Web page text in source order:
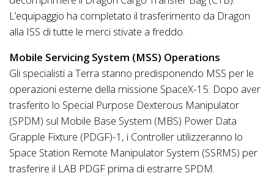
L’equipaggio ha completato il trasferimento da Dragon
alla ISS di tutte le merci stivate a freddo.
Mobile Servicing System (MSS) Operations
Gli specialisti a Terra stanno predisponendo MSS per le
operazioni esterne della missione SpaceX-15. Dopo aver
trasferito lo Special Purpose Dexterous Manipulator
(SPDM) sul Mobile Base System (MBS) Power Data
Grapple Fixture (PDGF)-1, i Controller utilizzeranno lo
Space Station Remote Manipulator System (SSRMS) per
trasferire il LAB PDGF prima di estrarre SPDM.